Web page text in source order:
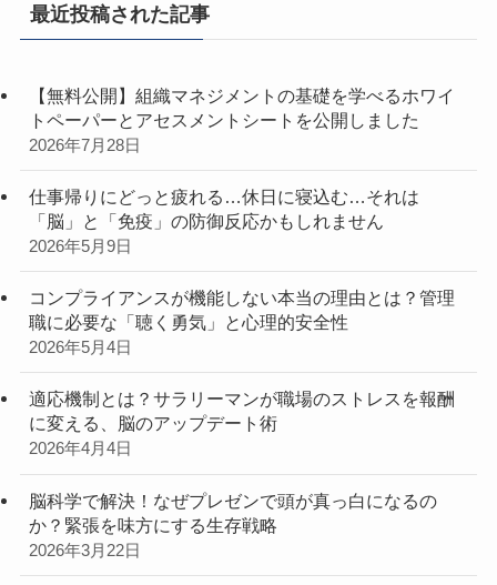
最近投稿された記事
【無料公開】組織マネジメントの基礎を学べるホワイ
トペーパーとアセスメントシートを公開しました
2026年7月28日
仕事帰りにどっと疲れる…休日に寝込む…それは
「脳」と「免疫」の防御反応かもしれません
2026年5月9日
コンプライアンスが機能しない本当の理由とは？管理
職に必要な「聴く勇気」と心理的安全性
2026年5月4日
適応機制とは？サラリーマンが職場のストレスを報酬
に変える、脳のアップデート術
2026年4月4日
脳科学で解決！なぜプレゼンで頭が真っ白になるの
か？緊張を味方にする生存戦略
2026年3月22日